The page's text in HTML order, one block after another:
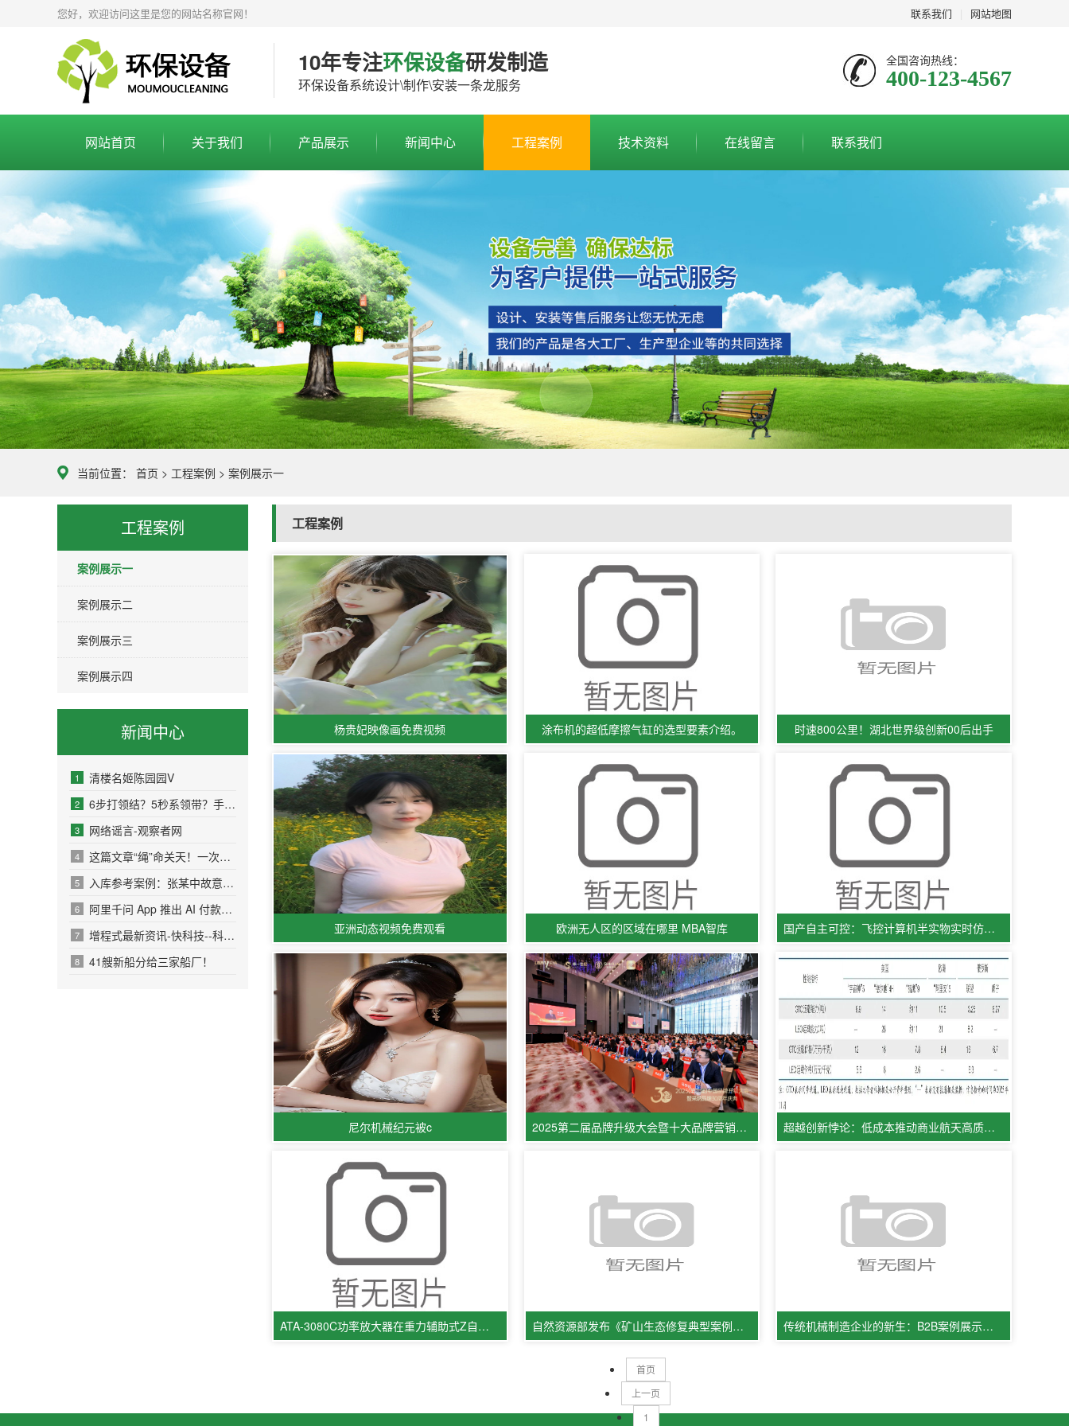
联系我们 网站地图
您好，欢迎访问这里是您的网站名称官网！
10年专注环保设备研发制造
环保设备系统设计\制作\安装一条龙服务
全国咨询热线：
400-123-4567
网站首页 关于我们 产品展示 新闻中心 工程案例 技术资料 在线留言 联系我们
当前位置： 首页 > 工程案例 > 案例展示一
工程案例
案例展示一
案例展示二
案例展示三
案例展示四
新闻中心
1 清楼名姬陈园园V
2 6步打领结？5秒系领带？手残星人也能轻松学会
3 网络谣言-观察者网
4 这篇文章“绳”命关天！一次认识5种“救命绳结”→
5 入库参考案例：张某中故意伤害宣告无罪案
6 阿里千问 App 推出 AI 付款支付宝回应称需以面容、指纹
7 增程式最新资讯-快科技--科技改变未来
8 41艘新船分给三家船厂！
工程案例
杨贵妃映像画免费视频 涂布机的超低摩擦气缸的选型要素介绍。 时速800公里！湖北世界级创新00后出手
亚洲动态视频免费观看 欧洲无人区的区域在哪里 MBA智库 国产自主可控：飞控计算机半实物实时仿真测试系统
尼尔机械纪元被c 2025第二届品牌升级大会暨十大品牌营销公司采纳30周年庆典圆满收官 超越创新悖论：低成本推动商业航天高质量发展的实践与思考
ATA-3080C功率放大器在重力辅助式Z自由度压电研究中的应用 自然资源部发布《矿山生态修复典型案例（一） 传统机械制造企业的新生：B2B案例展示如何借线上平台拓展全球订单！
首页
上一页
1